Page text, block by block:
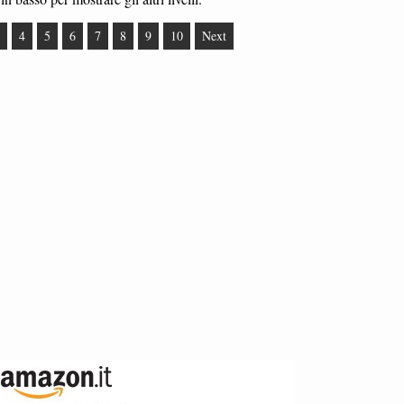
4 5 6 7 8 9 10 Next